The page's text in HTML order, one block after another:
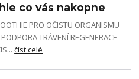
co vás nakopne
PRO OČISTU ORGANISMU
TRÁVENÍ REGENERACE
číst celé